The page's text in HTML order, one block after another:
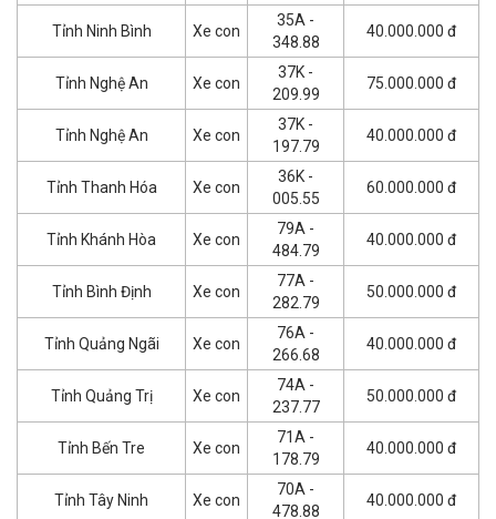
Tỉnh Ninh Bình Xe con
35A -
348.88
40.000.000 đ
Tỉnh Nghệ An Xe con
37K -
209.99
75.000.000 đ
Tỉnh Nghệ An Xe con
37K -
197.79
40.000.000 đ
Tỉnh Thanh Hóa Xe con
36K -
005.55
60.000.000 đ
Tỉnh Khánh Hòa Xe con
79A -
484.79
40.000.000 đ
Tỉnh Bình Định Xe con
77A -
282.79
50.000.000 đ
Tỉnh Quảng Ngãi Xe con
76A -
266.68
40.000.000 đ
Tỉnh Quảng Trị Xe con
74A -
237.77
50.000.000 đ
Tỉnh Bến Tre Xe con
71A -
178.79
40.000.000 đ
Tỉnh Tây Ninh Xe con
70A -
478.88
40.000.000 đ